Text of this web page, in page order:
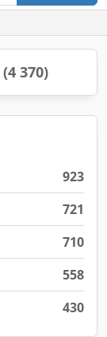
(4 370)
923
721
710
558
430